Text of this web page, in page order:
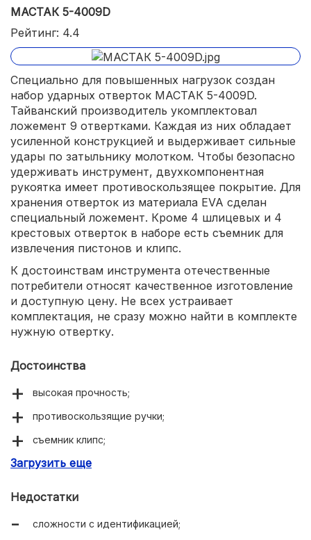
МАСТАК 5-4009D
Рейтинг: 4.4
Специально для повышенных нагрузок создан
набор ударных отверток МАСТАК 5-4009D.
Тайванский производитель укомплектовал
ложемент 9 отвертками. Каждая из них обладает
усиленной конструкцией и выдерживает сильные
удары по затыльнику молотком. Чтобы безопасно
удерживать инструмент, двухкомпонентная
рукоятка имеет противоскользящее покрытие. Для
хранения отверток из материала EVA сделан
специальный ложемент. Кроме 4 шлицевых и 4
крестовых отверток в наборе есть съемник для
извлечения пистонов и клипс.
К достоинствам инструмента отечественные
потребители относят качественное изготовление
и доступную цену. Не всех устраивает
комплектация, не сразу можно найти в комплекте
нужную отвертку.
Достоинства
высокая прочность;
противоскользящие ручки;
съемник клипс;
доступная цена.
Загрузить еще
Недостатки
сложности с идентификацией;